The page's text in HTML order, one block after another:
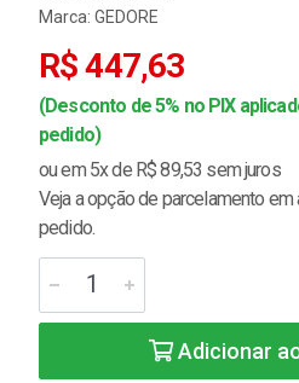
Marca: GEDORE
R$ 447,63
(Desconto de 5% no PIX
pedido)
ou em 5x de R$ 89,53 sem juros
Veja a opção de parcelamento
pedido.
Adicionar